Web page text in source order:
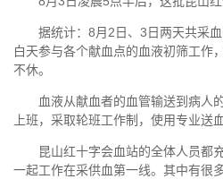
据统计：8月2日、3日两天共采血
白天参与各个献血点的血液初筛工作
不休。
血液从献血者的血管输送到病人的
上班，采取轮班工作制，使用专业送
昆山红十字会血站的全体人员都充
一起工作在采供血第一线。其中有很